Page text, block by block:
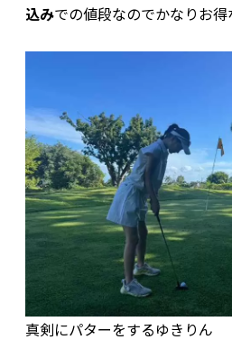
込みでの値段なのでかなりお得
真剣にパターをするゆきりん